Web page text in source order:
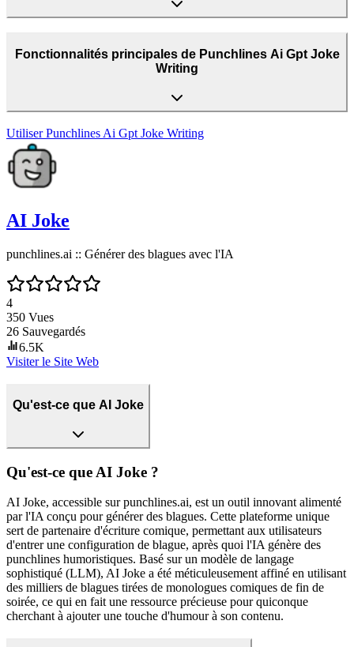
Fonctionnalités principales de Punchlines Ai Gpt Joke
Writing
Utiliser Punchlines Ai Gpt Joke Writing
AI Joke
punchlines.ai :: Générer des blagues avec l'IA
4
350 Vues
26 Sauvegardés
6.5K
Visiter le Site Web
Qu'est-ce que AI Joke
Qu'est-ce que AI Joke ?
AI Joke, accessible sur punchlines.ai, est un outil innovant alimenté
par l'IA conçu pour générer des blagues. Cette plateforme unique
sert de partenaire d'écriture comique, permettant aux utilisateurs
d'entrer une configuration de blague, après quoi l'IA génère des
punchlines humoristiques. Basé sur un modèle de langage
sophistiqué (LLM), AI Joke a été méticuleusement affiné en utilisant
des milliers de blagues tirées de monologues comiques de fin de
soirée, ce qui en fait une ressource précieuse pour quiconque
cherchant à ajouter une touche d'humour à son contenu.